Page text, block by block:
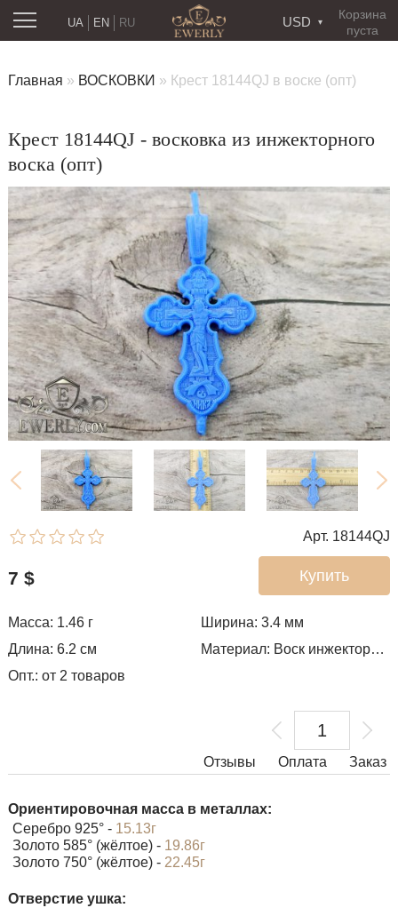
Корзина
пуста
USD
RU
UA EN
Главная » ВОСКОВКИ » Крест 18144QJ в воске (опт)
Крест 18144QJ - восковка из инжекторного
воска (опт)
Арт. 18144QJ
Купить
7 $
Масса: 1.46 г Ширина: 3.4 мм
Длина: 6.2 см
Материал: Воск инжекторный
Опт.: от 2 товаров
Отзывы Заказ
Оплата
Ориентировочная масса в металлах:
Серебро 925° - 15.13г
Золото 585° (жёлтое) - 19.86г
Золото 750° (жёлтое) - 22.45г
Отверстие ушка: